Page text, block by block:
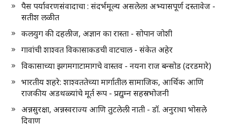
पैस पर्यावरणसंवादाचा : संदर्भमूल्य असलेला अभ्यासपूर्ण दस्तावेज -
सतीश लळीत
कलयुग की दहलीज, अज्ञान का रास्ता - सोपान जोशी
गावांची शाश्वत विकासाकडची वाटचाल - संकेत अहेर
विकासाच्या झगमगाटामागचे वास्तव - नयना राज बन्सोड (दरडमारे)
भारतीय शहरे: शाश्वततेच्या मार्गातील सामाजिक, आर्थिक आणि
राजकीय अडथळ्यांचे मूर्त रूप - प्रद्युम्न सहस्रभोजनी
अन्नसुरक्षा, अन्नस्वराज्य आणि तुटलेली नाती - डॉ. अनुराधा भोसले
दिवाण